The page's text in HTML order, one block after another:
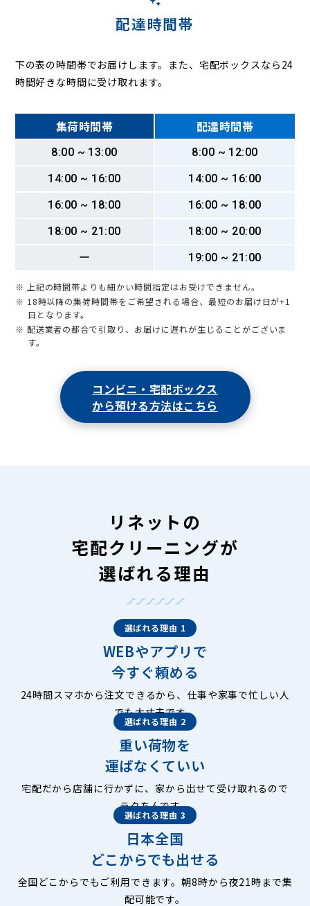
配達時間帯
下の表の時間帯でお届けします。また、宅配ボックスなら24
時間好きな時間に受け取れます。
集荷時間帯 配達時間帯
8:00 ~ 13:00
8:00 ~ 12:00
14:00 ~ 16:00
14:00 ~ 16:00
16:00 ~ 18:00
16:00 ~ 18:00
18:00 ~ 21:00
18:00 ~ 20:00
ー
19:00 ~ 21:00
※ 上記の時間帯よりも細かい時間指定はお受けできません。
※ 18時以降の集荷時間帯をご希望される場合、最短のお届け日が+1
日となります。
※ 配送業者の都合で引取り、お届けに遅れが生じることがございま
す。
コンビニ・宅配ボックス
から預ける方法はこちら
リネットの
宅配クリーニングが
選ばれる理由
選ばれる理由 1
WEBやアプリで
今すぐ頼める
24時間スマホから注文できるから、仕事や家事で忙しい人
でも大丈夫です。
選ばれる理由 2
重い荷物を
運ばなくていい
宅配だから店舗に行かずに、家から出せて受け取れるので
ラクちんです。
選ばれる理由 3
日本全国
どこからでも出せる
全国どこからでもご利用できます。朝8時から夜21時まで集
配可能です。